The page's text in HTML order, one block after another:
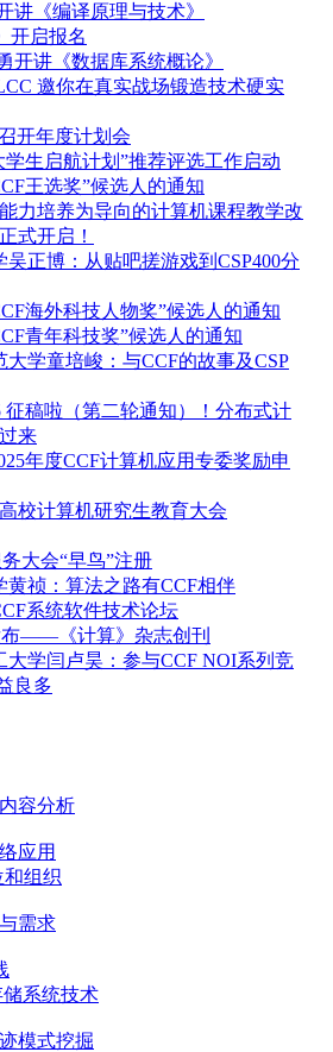
讲《编译原理与技术》
开启报名
开讲《数据库系统概论》
邀你在真实战场锻造技术硬实
开年度计划会
学生启航计划”推荐评选工作启动
王选奖”候选人的通知
力培养为导向的计算机课程教学改
式开启！
吴正博：从贴吧搓游戏到CSP400分
海外科技人物奖”候选人的通知
青年科技奖”候选人的通知
大学童培峻：与CCF的故事及CSP
征稿啦（第二轮通知）！分布式计
来
年度CCF计算机应用专委奖励申
校计算机研究生教育大会
大会“早鸟”注册
黄祯：算法之路有CCF相伴
系统软件技术论坛
布——《计算》杂志创刊
大学闫卢昊：参与CCF NOI系列竞
良多
容分析
应用
和组织
需求
系统技术
模式挖掘